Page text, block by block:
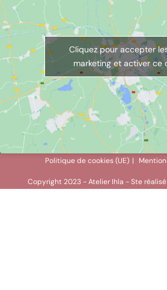
Cliquez pour accepter
marketing et activer ce
Politique de cookies (UE)
Copyright 2023 - Atelier Ihla - Ste